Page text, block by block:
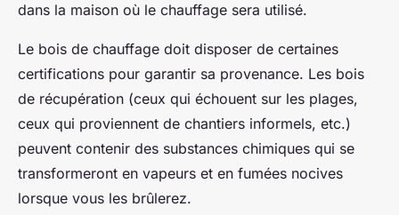
dans la maison où le chauffage sera utilisé.
Le bois de chauffage doit disposer de certaines
certifications pour garantir sa provenance. Les bois
de récupération (ceux qui échouent sur les plages,
ceux qui proviennent de chantiers informels, etc.)
peuvent contenir des substances chimiques qui se
transformeront en vapeurs et en fumées nocives
lorsque vous les brûlerez.